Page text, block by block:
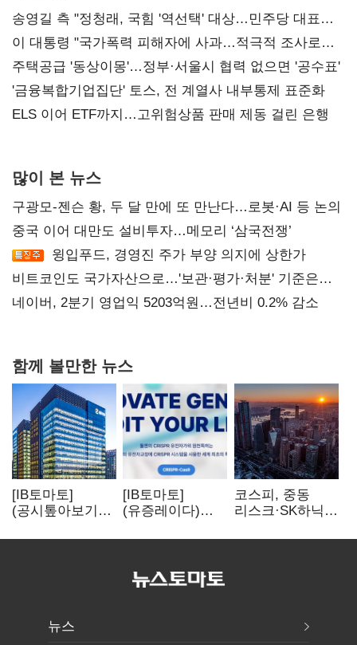
송영길 측 "정청래, 국힘 '역선택' 대상…민주당 대표로
총선 지휘 못해"
이 대통령 "국가폭력 피해자에 사과…적극적 조사로
진실 밝혀야"
주택공급 '동상이몽'…정부·서울시 협력 없으면 '공수표'
'금융복합기업집단' 토스, 전 계열사 내부통제 표준화
ELS 이어 ETF까지…고위험상품 판매 제동 걸린 은행
많이 본 뉴스
구광모-젠슨 황, 두 달 만에 또 만난다…로봇·AI 등 논의
중국 이어 대만도 설비투자…메모리 ‘삼국전쟁’
윙입푸드, 경영진 주가 부양 의지에 상한가
비트코인도 국가자산으로…'보관·평가·처분' 기준은
숙제
네이버, 2분기 영업익 5203억원…전년비 0.2% 감소
함께 볼만한 뉴스
[IB토마토]
(공시톺아보기)
바로 매출로
[IB토마토]
(유증레이다)
3분의 1 토막…
비용부터 챙긴다
코스피, 중동
리스크·SK하닉
뒷걸음
뉴스